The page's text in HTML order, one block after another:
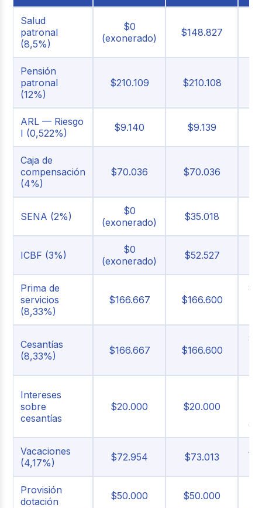
Salud
patronal
(8,5%)
$0
(exonerado)
$148.827
Pensión
patronal
(12%)
$210.109 $210.108
ARL — Riesgo
I (0,522%)
$9.140 $9.139
Caja de
compensación
(4%)
$70.036 $70.036
SENA (2%)
$0
(exonerado)
$35.018
ICBF (3%)
$0
(exonerado)
$52.527
Prima de
servicios
(8,33%)
$166.667 $166.600
Cesantías
(8,33%)
$166.667 $166.600
Intereses
sobre
cesantías
$20.000 $20.000
Vacaciones
(4,17%)
$72.954 $73.013
Provisión
dotación
$50.000 $50.000